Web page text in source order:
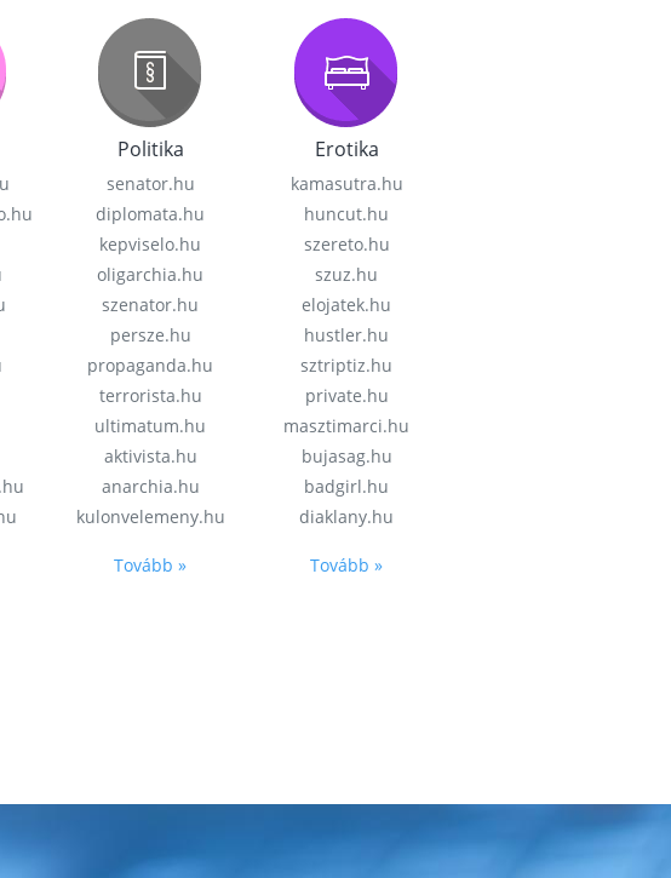
Politika
senator.hu
diplomata.hu
kepviselo.hu
oligarchia.hu
szenator.hu
persze.hu
propaganda.hu
terrorista.hu
ultimatum.hu
aktivista.hu
anarchia.hu
kulonvelemeny.hu
Tovább »
Erotika
kamasutra.hu
huncut.hu
szereto.hu
szuz.hu
elojatek.hu
hustler.hu
sztriptiz.hu
private.hu
masztimarci.hu
bujasag.hu
badgirl.hu
diaklany.hu
Tovább »